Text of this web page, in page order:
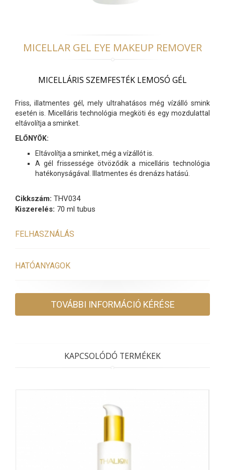
MICELLAR GEL EYE MAKEUP REMOVER
MICELLÁRIS SZEMFESTÉK LEMOSÓ GÉL
Friss, illatmentes gél, mely ultrahatásos még vízálló smink
esetén is. Micelláris technológia megköti és egy mozdulattal
eltávolítja a sminket.
ELŐNYÖK:
Eltávolítja a sminket, még a vízállót is.
A gél frissessége ötvöződik a micelláris technológia
hatékonyságával. Illatmentes és drenázs hatású.
Cikkszám: THV034
Kiszerelés: 70 ml tubus
FELHASZNÁLÁS
HATÓANYAGOK
TOVÁBBI INFORMÁCIÓ KÉRÉSE
KAPCSOLÓDÓ TERMÉKEK